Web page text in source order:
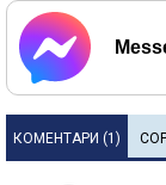
КОМЕНТАРИ (1 )